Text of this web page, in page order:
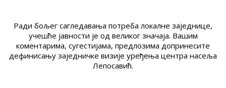
Ради бољег сагледавања потреба локалне заједнице,
учешће јавности је од великог значаја. Вашим
коментарима, сугестијама, предлозима допринесите
дефинисању заједничке визије уређења центра насеља
Лепосавић.